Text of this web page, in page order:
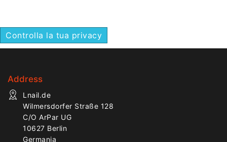
Controlla la tua privacy
Address
Lnail.de
Wilmersdorfer Straße 128
C/O ArPar UG
10627 Berlin
Germania